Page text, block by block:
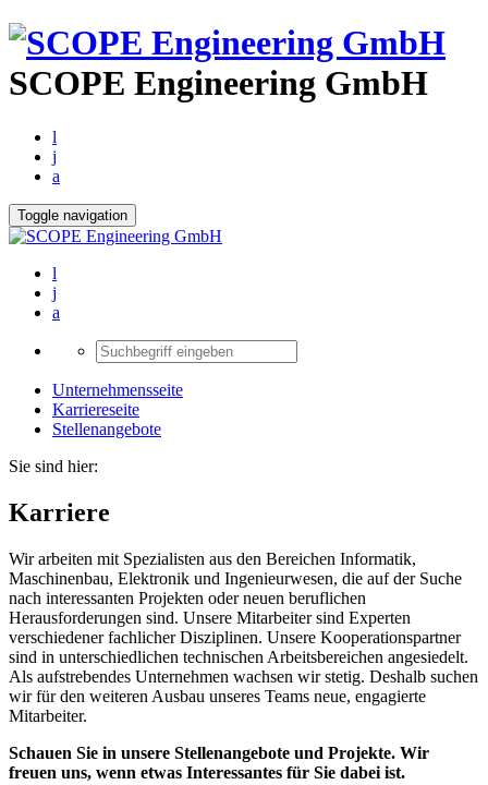
Zum
Inhalt
springen
SCOPE Engineering GmbH
l
j
a
Toggle navigation
l
j
a
Suchen
nach:
Unternehmensseite
Karriereseite
Stellenangebote
Sie sind hier:
Karriere
Wir arbeiten mit Spezialisten aus den Bereichen Informatik,
Maschinenbau, Elektronik und Ingenieurwesen, die auf der Suche
nach interessanten Projekten oder neuen beruflichen
Herausforderungen sind. Unsere Mitarbeiter sind Experten
verschiedener fachlicher Disziplinen. Unsere Kooperationspartner
sind in unterschiedlichen technischen Arbeitsbereichen angesiedelt.
Als aufstrebendes Unternehmen wachsen wir stetig. Deshalb suchen
wir für den weiteren Ausbau unseres Teams neue, engagierte
Mitarbeiter.
Schauen Sie in unsere Stellenangebote und Projekte. Wir
freuen uns, wenn etwas Interessantes für Sie dabei ist.